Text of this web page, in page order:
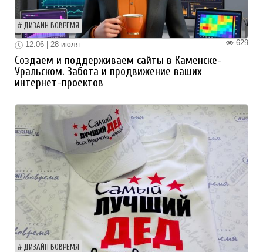
ДИЗАЙН ВОВРЕМЯ
629
12:06 | 28 июля
Создаем и поддерживаем сайты в Каменске-
Уральском. Забота и продвижение ваших
интернет-проектов
ДИЗАЙН ВОВРЕМЯ